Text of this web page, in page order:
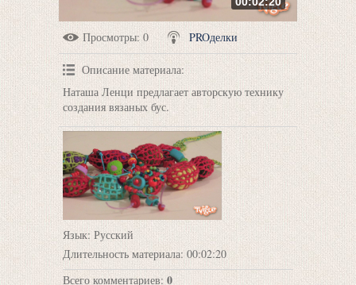
Просмотры: 0 PROделки
Описание материала:
Наташа Ленци предлагает авторскую технику
создания вязаных бус.
Язык: Русский
Длительность материала: 00:02:20
Всего комментариев: 0